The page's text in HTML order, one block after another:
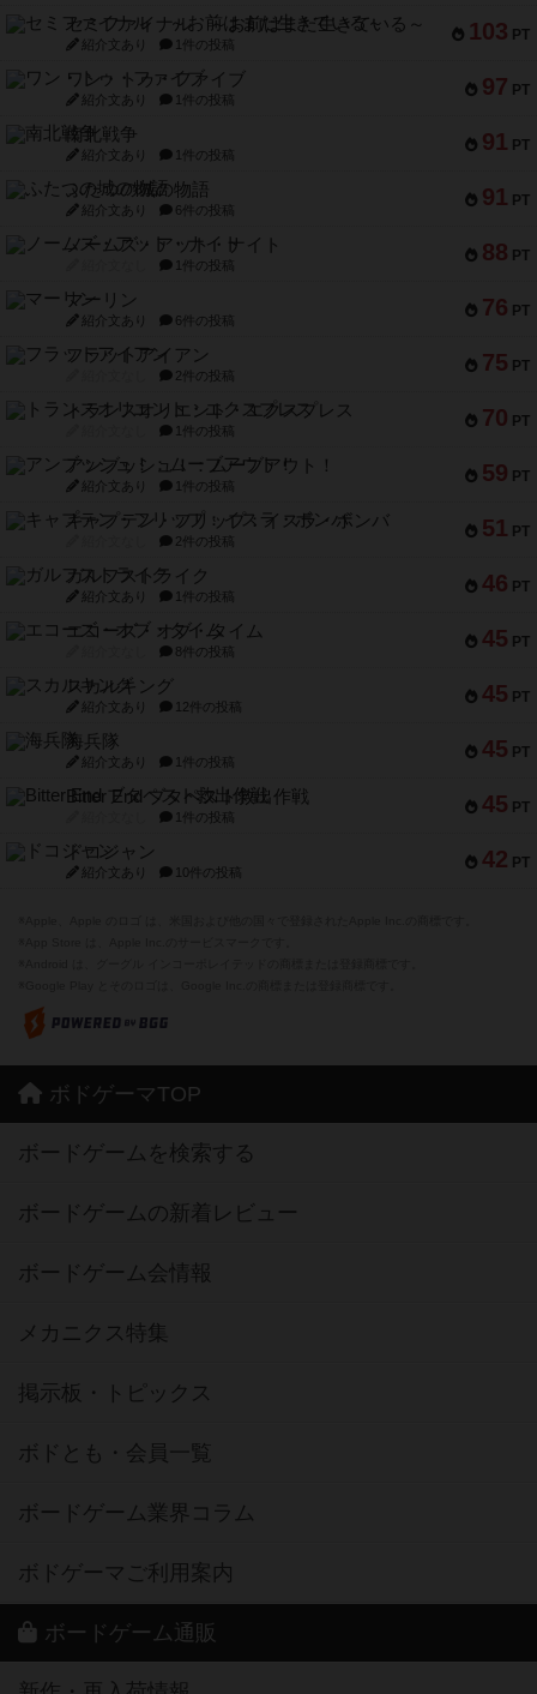
103 PT
セミファイナル ～お前はまだ生きている～
紹介文あり 1件の投稿
97 PT
ワン・トゥ・ファイブ
紹介文あり 1件の投稿
91 PT
南北戦争
紹介文あり 1件の投稿
91 PT
ふたつの城の物語
紹介文あり 6件の投稿
88 PT
ノームズ・アット・ナイト
1件の投稿
76 PT
マーリン
紹介文あり 6件の投稿
75 PT
フラットアイアン
2件の投稿
70 PT
トランスオリエント・エクスプレス
1件の投稿
59 PT
アンブッシュ！：ムーブアウト！
紹介文あり 1件の投稿
51 PT
キャプテン・フリップ：イスラ・ボンバ
2件の投稿
46 PT
ガルフストライク
紹介文あり 1件の投稿
45 PT
エコーズ・オブ・タイム
8件の投稿
45 PT
スカルキング
紹介文あり 12件の投稿
45 PT
海兵隊
紹介文あり 1件の投稿
45 PT
Bitter End ブタペスト救出作戦
1件の投稿
42 PT
ドコジャン
紹介文あり 10件の投稿
ボドゲーマTOP
ボードゲームを検索する
ボードゲームの新着レビュー
ボードゲーム会情報
メカニクス特集
掲示板・トピックス
ボドとも・会員一覧
ボードゲーム業界コラム
ボドゲーマご利用案内
ボードゲーム通販